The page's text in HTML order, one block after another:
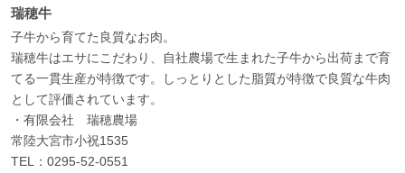
瑞穂牛
子牛から育てた良質なお肉。
瑞穂牛はエサにこだわり、自社農場で生まれた子牛から出荷まで育
てる一貫生産が特徴です。しっとりとした脂質が特徴で良質な牛肉
として評価されています。
・有限会社 瑞穂農場
常陸大宮市小祝1535
TEL：0295-52-0551